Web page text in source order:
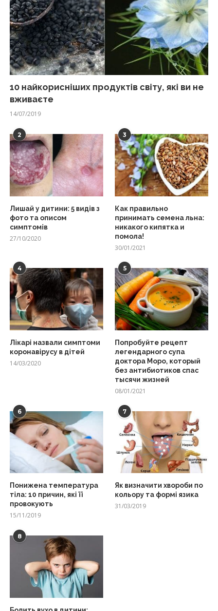
10 найкорисніших продуктів світу, які ви не
вживаєте
14/07/2019
2
Лишай у дитини: 5 видів з
фото та описом
симптомів
27/10/2020
3
Как правильно
принимать семена льна:
никакого кипятка и
помола!
30/01/2021
4
Лікарі назвали симптоми
коронавірусу в дітей
14/03/2020
5
Попробуйте рецепт
легендарного супа
доктора Моро, который
без антибиотиков спас
тысячи жизней
08/01/2021
6
Понижена температура
тіла: 10 причин, які її
провокують
15/11/2019
7
Як визначити хвороби по
кольору та формі язика
31/03/2019
8